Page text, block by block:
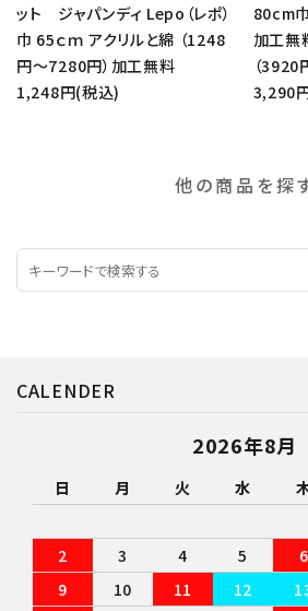
ット ジャパンディ Lepo（レポ）
巾 65ｃｍ アクリルと綿 （1248
円～7280円）加工無料
1,248円(税込)
80cm
加工無
（
3,290
他の商品を探
CALENDER
2026年8月
日 月 火 水
2
3 4 5 6
9
10 11 12